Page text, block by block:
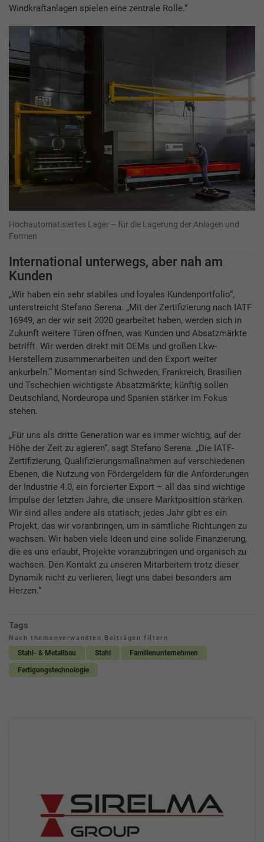
Windkraftanlagen spielen eine zentrale Rolle.“
Hochautomatisiertes Lager – für die Lagerung der Anlagen und
Formen
International unterwegs, aber nah am
Kunden
„Wir haben ein sehr stabiles und loyales Kundenportfolio“,
unterstreicht Stefano Serena. „Mit der Zertifizierung nach IATF
16949, an der wir seit 2020 gearbeitet haben, werden sich in
Zukunft weitere Türen öffnen, was Kunden und Absatzmärkte
betrifft. Wir werden direkt mit OEMs und großen Lkw-
Herstellern zusammenarbeiten und den Export weiter
ankurbeln.“ Momentan sind Schweden, Frankreich, Brasilien
und Tschechien wichtigste Absatzmärkte; künftig sollen
Deutschland, Nordeuropa und Spanien stärker im Fokus
stehen.
„Für uns als dritte Generation war es immer wichtig, auf der
Höhe der Zeit zu agieren“, sagt Stefano Serena. „Die IATF-
Zertifizierung, Qualifizierungsmaßnahmen auf verschiedenen
Ebenen, die Nutzung von Fördergeldern für die Anforderungen
der Industrie 4.0, ein forcierter Export – all das sind wichtige
Impulse der letzten Jahre, die unsere Marktposition stärken.
Wir sind alles andere als statisch; jedes Jahr gibt es ein
Projekt, das wir voranbringen, um in sämtliche Richtungen zu
wachsen. Wir haben viele Ideen und eine solide Finanzierung,
die es uns erlaubt, Projekte voranzubringen und organisch zu
wachsen. Den Kontakt zu unseren Mitarbeitern trotz dieser
Dynamik nicht zu verlieren, liegt uns dabei besonders am
Herzen.“
Tags
Nach themenverwandten Beiträgen filtern
Stahl- & Metallbau Stahl Familienunternehmen
Fertigungstechnologie